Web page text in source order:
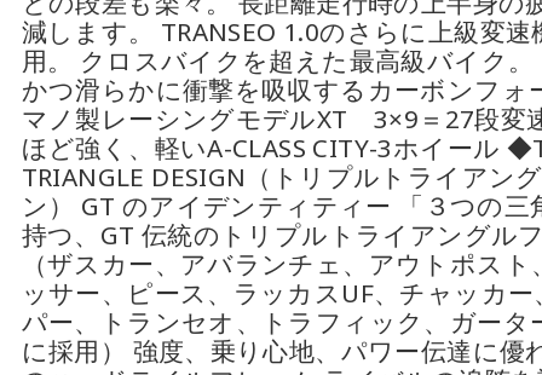
減します。 TRANSEO 1.0のさらに上級変速
用。 クロスバイクを超えた最高級バイク。
かつ滑らかに衝撃を吸収するカーボンフォ
マノ製レーシングモデルXT 3×9＝27段変
ほど強く、軽いA-CLASS CITY-3ホイール
TRIANGLE DESIGN（トリプルトライアン
ン） GT のアイデンティティー 「３つの三
持つ、GT 伝統のトリプルトライアングル
（ザスカー、アバランチェ、アウトポス
ッサー、ピース、ラッカスUF、チャッカ
パー、トランセオ、トラフィック、ガータ
に採用） 強度、乗り心地、パワー伝達に優